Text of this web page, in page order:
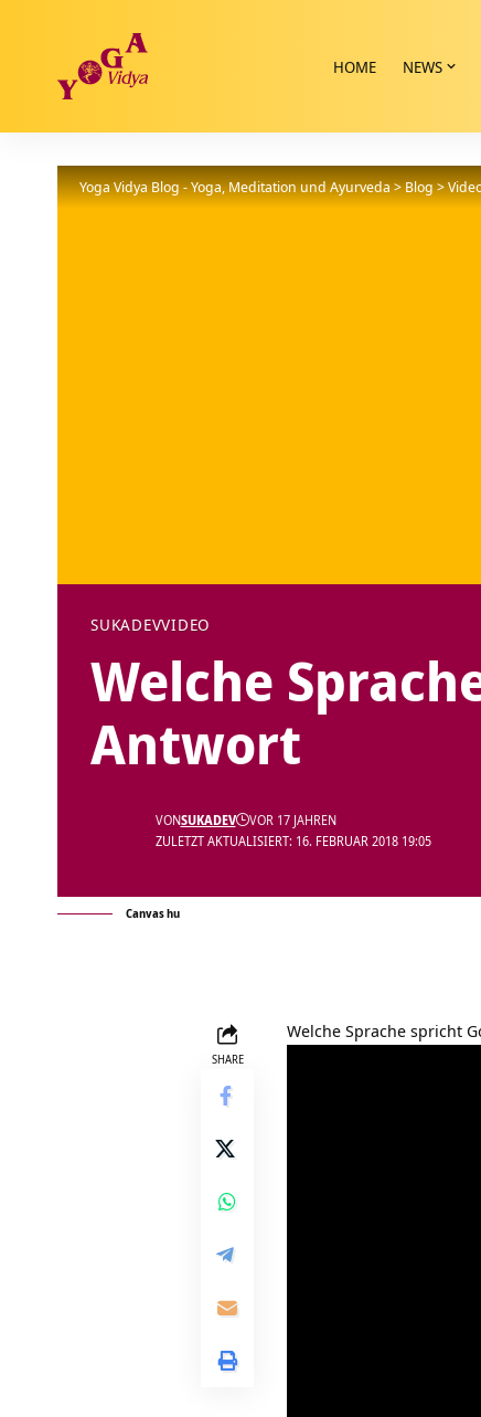
HOME NEWS
Yoga Vidya Blog - Yoga, Meditation und Ayurveda>Blog>
SUKADEVVIDEO
Welche
Antwort
ZULETZT AKTUALISIERT: 16. FEBRUAR 2018 19:05
VONSUKADEV VOR 17 JAHREN
Canvas hu
SHARE
Welche Sprache spricht